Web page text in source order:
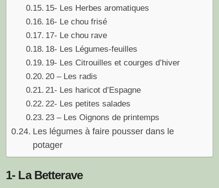
15- Les Herbes aromatiques
16- Le chou frisé
17- Le chou rave
18- Les Légumes-feuilles
19- Les Citrouilles et courges d’hiver
20 – Les radis
21- Les haricot d’Espagne
22- Les petites salades
23 – Les Oignons de printemps
Les légumes à faire pousser dans le
potager
1- La Betterave